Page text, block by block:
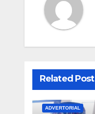
Related Post
ADVERTORIAL